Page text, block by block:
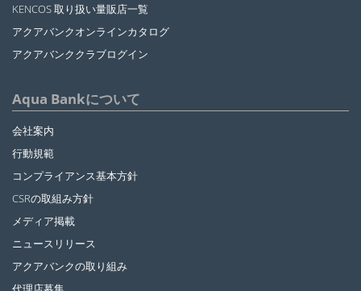
KENCOS 取り扱い量販店一覧
アクアバンクオンラインカタログ
アクアバンククラブログイン
Aqua Bankについて
会社案内
行動規範
コンプライアンス基本方針
CSRの取組み方針
メディア掲載
ニュースリリース
アクアバンクの取り組み